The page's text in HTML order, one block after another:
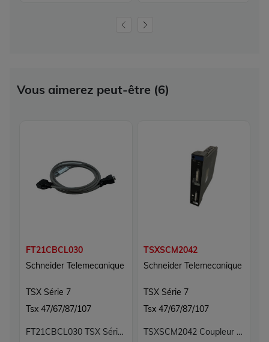
Vous aimerez peut-être (6)
FT21CBCL030
Schneider Telemecanique
TSX Série 7
Tsx 47/67/87/107
FT21CBCL030 TSX Série 7 Schneider Telemecanique
TSXSCM2042
Schneider Telemecanique
TSX Série 7
Tsx 47/67/87/107
TSXSCM2042 Coupleur de communication TSX Série 7 Schneider Telemecanique